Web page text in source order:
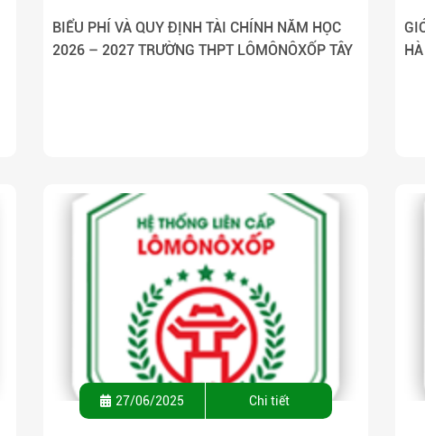
BIỂU PHÍ VÀ QUY ĐỊNH TÀI CHÍNH NĂM HỌC
2026 – 2027 TRƯỜNG THPT LÔMÔNÔXỐP TÂY
27/06/2025 Chi tiết